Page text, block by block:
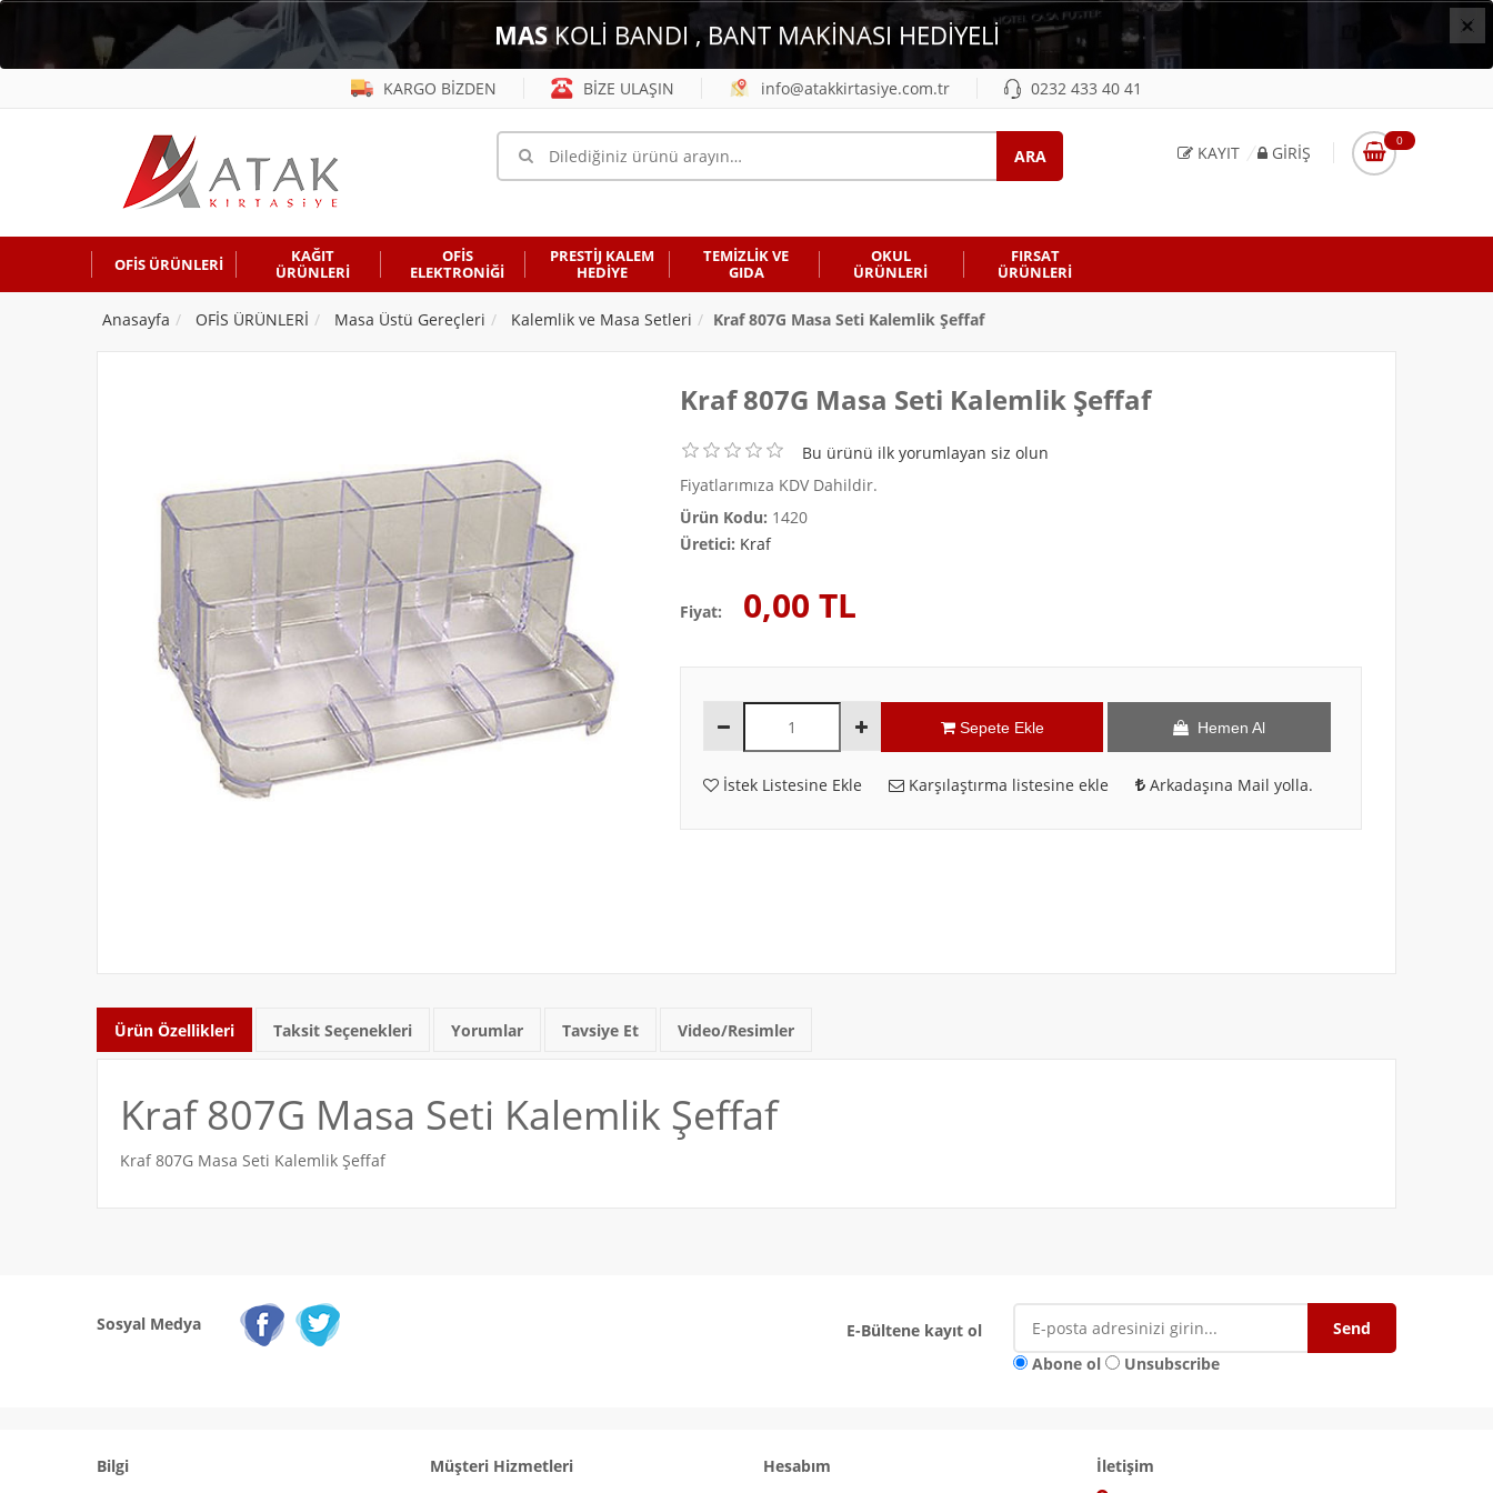
×
MASKOLİ BANDI , BANT MAKİNASI HEDİYELİ
KARGO BİZDEN BİZE ULAŞIN info@atakkirtasiye.com.tr 0232 433 40 41
KAYIT GIRIŞ
0
OFİS ÜRÜNLERİ
KAĞIT
ÜRÜNLERİ
OFİS
ELEKTRONİĞİ
PRESTİJ KALEM
HEDİYE
TEMİZLİK VE
GIDA
OKUL
ÜRÜNLERİ
FIRSAT
ÜRÜNLERI
Anasayfa OFİS ÜRÜNLERİ Masa Üstü Gereçleri Kalemlik ve Masa Setleri Kraf 807G Masa Seti Kalemlik Şeffaf
Kraf 807G Masa Seti Kalemlik Şeffaf
Bu ürünü ilk yorumlayan siz olun
Fiyatlarımıza KDV Dahildir.
Ürün Kodu: 1420
Üretici: Kraf
Fiyat: 0,00 TL
Sepete Ekle Hemen Al
İstek Listesine Ekle Karşılaştırma listesine ekle Arkadaşına Mail yolla.
Ürün Özellikleri Taksit Seçenekleri Yorumlar Tavsiye Et Video/Resimler
Kraf 807G Masa Seti Kalemlik Şeffaf
Kraf 807G Masa Seti Kalemlik Şeffaf
Sosyal Medya
E-Bültene kayıt ol
Abone ol
Unsubscribe
Bilgi
Müşteri Hizmetleri
Hesabım
İletişim